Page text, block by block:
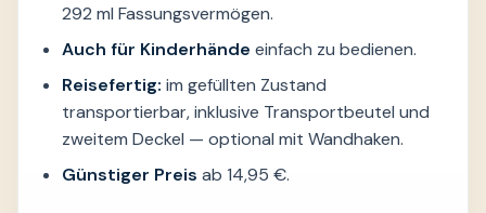
292 ml Fassungsvermögen.
Auch für Kinderhände einfach zu bedienen.
Reisefertig: im gefüllten Zustand
transportierbar, inklusive Transportbeutel und
zweitem Deckel — optional mit Wandhaken.
Günstiger Preis ab 14,95 €.